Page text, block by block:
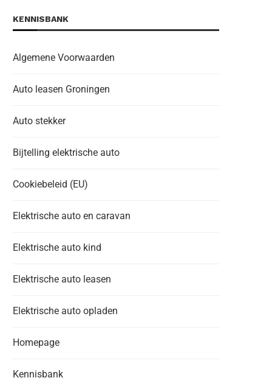
KENNISBANK
Algemene Voorwaarden
Auto leasen Groningen
Auto stekker
Bijtelling elektrische auto
Cookiebeleid (EU)
Elektrische auto en caravan
Elektrische auto kind
Elektrische auto leasen
Elektrische auto opladen
Homepage
Kennisbank